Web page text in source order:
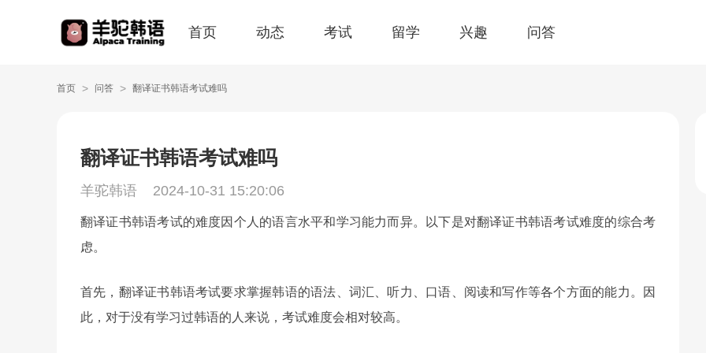
首页 动态 考试 留学 兴趣 问答
首页 > 问答 > 翻译证书韩语考试难吗
翻译证书韩语考试难吗
羊驼韩语 2024-10-31 15:20:06
翻译证书韩语考试的难度因个人的语言水平和学习能力而异。以下是对翻译证书韩语考试难度的综合考
虑。
首先，翻译证书韩语考试要求掌握韩语的语法、词汇、听力、口语、阅读和写作等各个方面的能力。因
此，对于没有学习过韩语的人来说，考试难度会相对较高。